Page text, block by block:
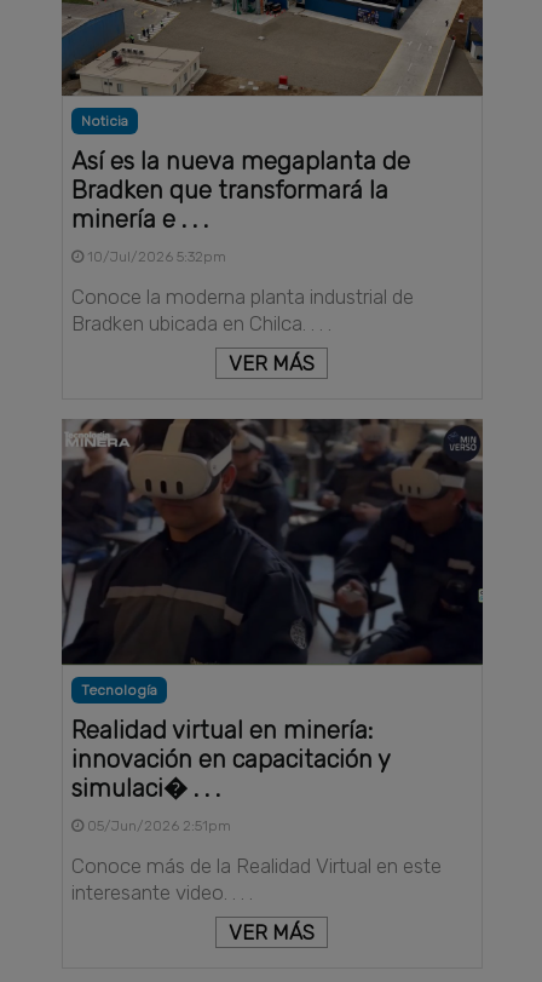
Noticia
Así es la nueva megaplanta de
Bradken que transformará la
minería e . . .
10/Jul/2026 5:32pm
Conoce la moderna planta industrial de
Bradken ubicada en Chilca. . . .
VER MÁS
Tecnología
Realidad virtual en minería:
innovación en capacitación y
simulaci� . . .
05/Jun/2026 2:51pm
Conoce más de la Realidad Virtual en este
interesante video. . . .
VER MÁS